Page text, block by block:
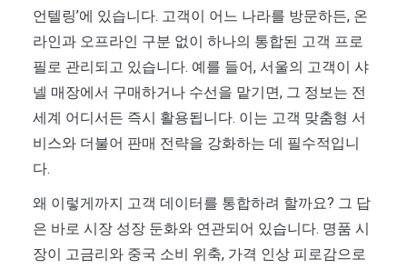
언텔링’에 있습니다. 고객이 어느 나라를 방문하든, 온
라인과 오프라인 구분 없이 하나의 통합된 고객 프로
필로 관리되고 있습니다. 예를 들어, 서울의 고객이 샤
넬 매장에서 구매하거나 수선을 맡기면, 그 정보는 전
세계 어디서든 즉시 활용됩니다. 이는 고객 맞춤형 서
비스와 더불어 판매 전략을 강화하는 데 필수적입니
다.
왜 이렇게까지 고객 데이터를 통합하려 할까요? 그 답
은 바로 시장 성장 둔화와 연관되어 있습니다. 명품 시
장이 고금리와 중국 소비 위축, 가격 인상 피로감으로